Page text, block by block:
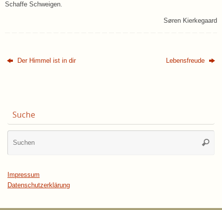
Schaffe Schweigen.
Søren Kierkegaard
Der Himmel ist in dir Lebensfreude
Suche
Impressum
Datenschutzerklärung